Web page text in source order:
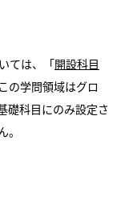
ては、「開設科目
の学問領域はグロ
礎科目にのみ設定さ